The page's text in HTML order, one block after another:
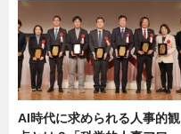
AI時代に求められる人事的観